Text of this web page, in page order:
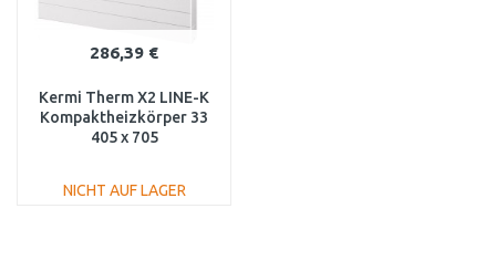
286,39 €
Kermi Therm X2 LINE-K
Kompaktheizkörper 33
405 x 705
NICHT AUF LAGER